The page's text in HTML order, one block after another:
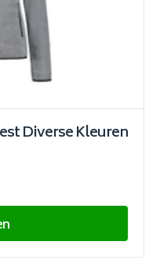
Diverse Kleuren